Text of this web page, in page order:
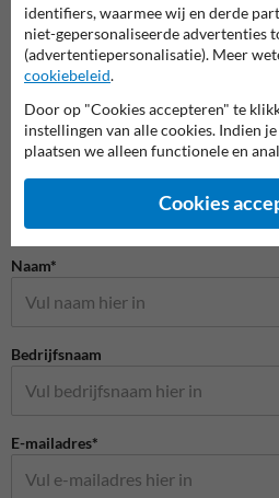
Stel je vraag aan
Naam*
Bedrijfsnaam
E-mailadres*
identifiers, waarmee wij en derde
niet-gepersonaliseerde advertenties
(advertentiepersonalisatie). Meer
cookiebeleid.
Door op "Cookies accepteren" te
instellingen van alle cookies. Indien
plaatsen we alleen functionele en
Cookies